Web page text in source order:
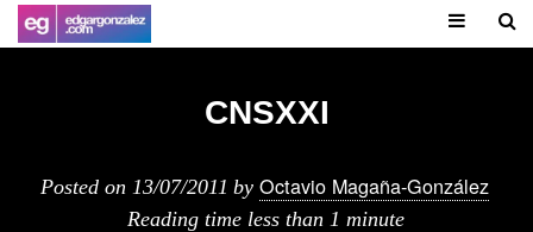
CNSXXI
Posted on 13/07/2011 by Octavio Magaña-González
Reading time less than 1 minute